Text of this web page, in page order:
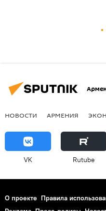
НОВОСТИ АРМЕНИЯ
VK Rutube
О проекте Правила